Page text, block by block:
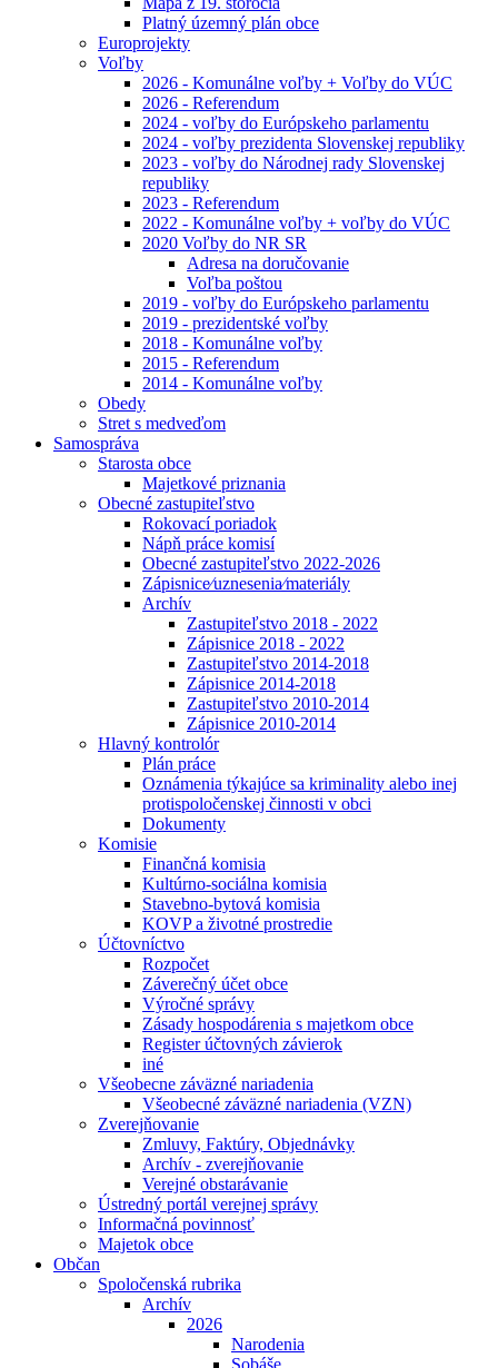
Platný územný plán obce
Europrojekty
Voľby
2026 - Komunálne voľby + Voľby do VÚC
2026 - Referendum
2024 - voľby do Európskeho parlamentu
2024 - voľby prezidenta Slovenskej republiky
2023 - voľby do Národnej rady Slovenskej
republiky
2023 - Referendum
2022 - Komunálne voľby + voľby do VÚC
2020 Voľby do NR SR
Adresa na doručovanie
Voľba poštou
2019 - voľby do Európskeho parlamentu
2019 - prezidentské voľby
2018 - Komunálne voľby
2015 - Referendum
2014 - Komunálne voľby
Obedy
Stret s medveďom
Samospráva
Starosta obce
Majetkové priznania
Obecné zastupiteľstvo
Rokovací poriadok
Nápň práce komisí
Obecné zastupiteľstvo 2022-2026
Zápisnice⁄uznesenia⁄materiály
Archív
Zastupiteľstvo 2018 - 2022
Zápisnice 2018 - 2022
Zastupiteľstvo 2014-2018
Zápisnice 2014-2018
Zastupiteľstvo 2010-2014
Zápisnice 2010-2014
Hlavný kontrolór
Plán práce
Oznámenia týkajúce sa kriminality alebo inej
protispoločenskej činnosti v obci
Dokumenty
Komisie
Finančná komisia
Kultúrno-sociálna komisia
Stavebno-bytová komisia
KOVP a životné prostredie
Účtovníctvo
Rozpočet
Záverečný účet obce
Výročné správy
Zásady hospodárenia s majetkom obce
Register účtovných závierok
iné
Všeobecne záväzné nariadenia
Všeobecné záväzné nariadenia (VZN)
Zverejňovanie
Zmluvy, Faktúry, Objednávky
Archív - zverejňovanie
Verejné obstarávanie
Ústredný portál verejnej správy
Informačná povinnosť
Majetok obce
Občan
Spoločenská rubrika
Archív
2026
Narodenia
Sobáše